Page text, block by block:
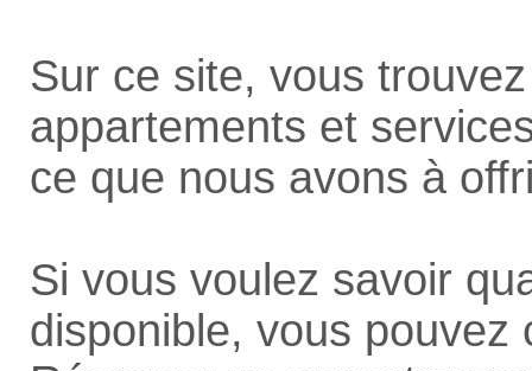
Sur ce site, vous
appartements et
ce que nous avons à
Si vous voulez savoir
disponible, vous pouvez